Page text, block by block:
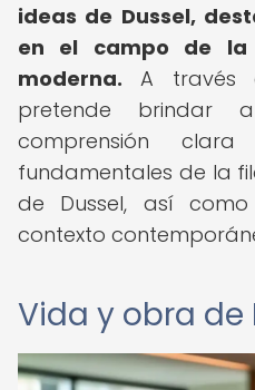
ideas de Dussel,
en el campo de
moderna. A través
pretende brindar
comprensión
fundamentales de la
de Dussel, así
contexto
Vida y obra de